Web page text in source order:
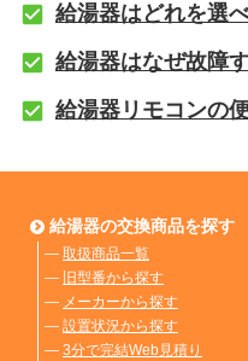
給湯器はどれを選
給湯器はなぜ故障
給湯器リモコンの
給湯器の交換商品を探す
― 取扱商品一覧
― 旧型番から探す
― メーカーから探す
― 設置状況から探す
― 3分で完結Web見積り